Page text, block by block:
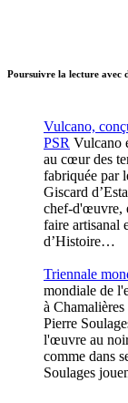
Poursuivre la lecture avec
Vulcano,
PSR Vulcano
au cœur des
fabriquée par
Giscard
chef-d'œuvre,
faire artisanal
d’Histoire…
Triennale
mondiale de
à
Pierre
l'œuvre au
comme dans
Soulages